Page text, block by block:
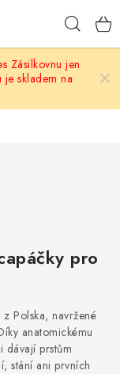
Zásilkovnu jen
skladem na
pro
Polska, navržené
anatomickému
dávají prstům
stání ani prvních